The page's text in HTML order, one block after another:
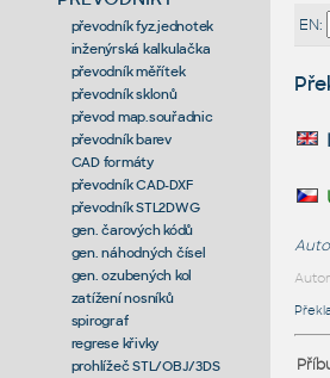
převodník fyz.jednotek
inženýrská kalkulačka
převodník měřítek
převodník sklonů
převod map.souřadnic
převodník barev
CAD formáty
převodník CAD-DXF
převodník STL2DWG
gen. čarových kódů
gen. náhodných čísel
gen. ozubených kol
zatížení nosníků
spirograf
regrese křivky
prohlížeč STL/OBJ/3DS
EN: